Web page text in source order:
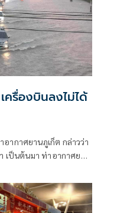
รื่องบินลงไม่ได้
ากาศยานภูเก็ต กล่าวว่า
เป็นต้นมา ท่าอากาศยาน